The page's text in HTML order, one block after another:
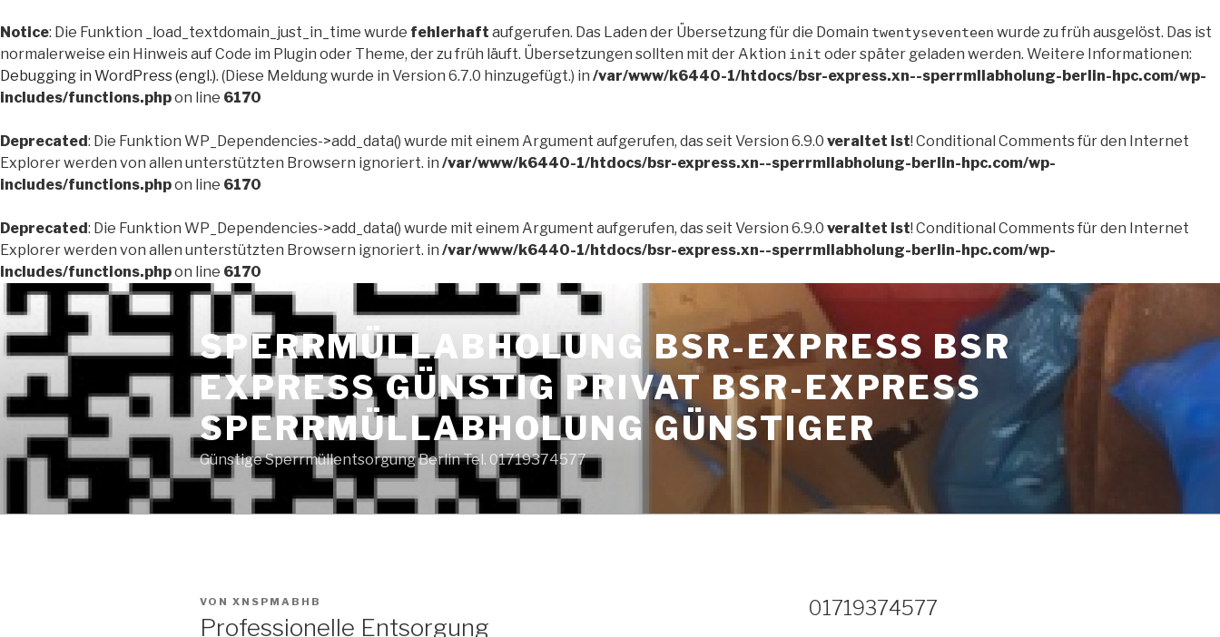
Notice: Die Funktion _load_textdomain_just_in_time wurde fehlerhaft aufgerufen. Das Laden der Übersetzung für die Domain twentyseventeen wurde zu früh ausgelöst. Das ist
normalerweise ein Hinweis auf Code im Plugin oder Theme, der zu früh läuft. Übersetzungen sollten mit der Aktion init oder später geladen werden. Weitere Informationen:
Debugging in WordPress (engl.). (Diese Meldung wurde in Version 6.7.0 hinzugefügt.) in /var/www/k6440-1/htdocs/bsr-express.xn--sperrmllabholung-berlin-hpc.com/wp-
includes/functions.phpon line 6170
Deprecated: Die Funktion WP_Dependencies->add_data() wurde mit einem Argument aufgerufen, das seit Version 6.9.0 veraltet ist! Conditional Comments für den Internet
Explorer werden von allen unterstützten Browsern ignoriert. in /var/www/k6440-1/htdocs/bsr-express.xn--sperrmllabholung-berlin-hpc.com/wp-
includes/functions.phpon line 6170
Deprecated: Die Funktion WP_Dependencies->add_data() wurde mit einem Argument aufgerufen, das seit Version 6.9.0 veraltet ist! Conditional Comments für den Internet
Explorer werden von allen unterstützten Browsern ignoriert. in /var/www/k6440-1/htdocs/bsr-express.xn--sperrmllabholung-berlin-hpc.com/wp-
includes/functions.phpon line 6170
Zum
Inhalt
springen
SPERRMÜLLABHOLUNG BSR-EXPRESS BSR
EXPRESS GÜNSTIG PRIVAT BSR-EXPRESS
SPERRMÜLLABHOLUNG GÜNSTIGER
Günstige Sperrmüllentsorgung Berlin Tel. 01719374577
VERÖFFENTLICHT
VON XNSPMABHB
Professionelle Entsorgung
01719374577